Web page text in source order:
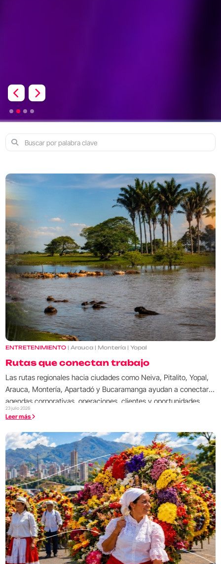
PreviousNext
ENTRETENIMIENTO | Arauca | Montería | Yopal
Rutas que conectan trabajo
Las rutas regionales hacia ciudades como Neiva, Pitalito, Yopal,
Arauca, Montería, Apartadó y Bucaramanga ayudan a conectar
agendas corporativas, operaciones, clientes y oportunidades
fuera de las grandes capitales.
23 julio 2026
Leer más